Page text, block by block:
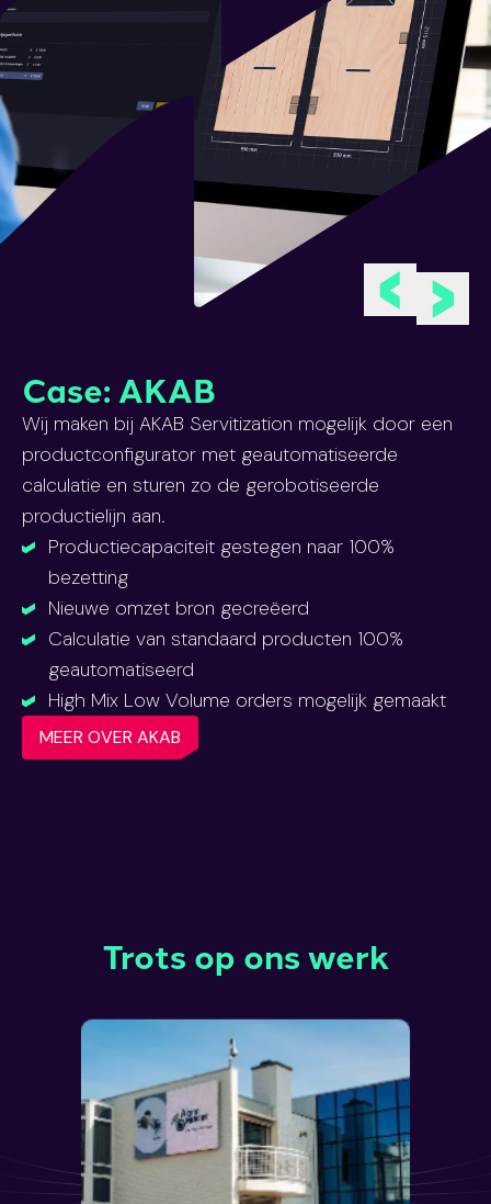
PreviousNext
Case: AKAB
Wij maken bij AKAB Servitization mogelijk door een
productconfigurator met geautomatiseerde
calculatie en sturen zo de gerobotiseerde
productielijn aan.
Productiecapaciteit gestegen naar 100%
bezetting
Nieuwe omzet bron gecreëerd
Calculatie van standaard producten 100%
geautomatiseerd
High Mix Low Volume orders mogelijk gemaakt
MEER OVER AKAB
Trots op ons werk